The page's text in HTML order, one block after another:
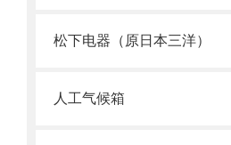
松下电器（原日本三洋）
人工气候箱